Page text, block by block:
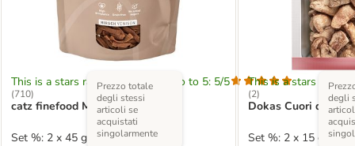
This is a stars rating area from zero to 5: 5/5
(710)
catz finefood Meatz
Set %: 2 x 45 g Cervo
Prezzo totale
degli stessi
articoli se
acquistati
singolarmente
This is a stars rating
(2)
Dokas Cuori di
Set %: 2 x 15 g
degli